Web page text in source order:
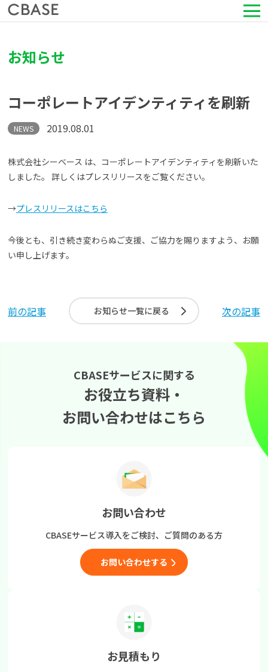
導入事例
HRコラム
お知らせ
会社情報
お知らせ
コーポレートアイデンティティを刷新
NEWS 2019.08.01
株式会社シーベース は、コーポレートアイデンティティを刷新いた
しました。 詳しくはプレスリリースをご覧ください。
→プレスリリースはこちら
今後とも、引き続き変わらぬご支援、ご協力を賜りますよう、お願
い申し上げます。
前の記事 お知らせ一覧に戻る 次の記事
CBASEサービスに関する
お役立ち資料・
お問い合わせはこちら
お問い合わせ
CBASEサービス導入をご検討、 ご質問のある方
お問い合わせする
お見積もり